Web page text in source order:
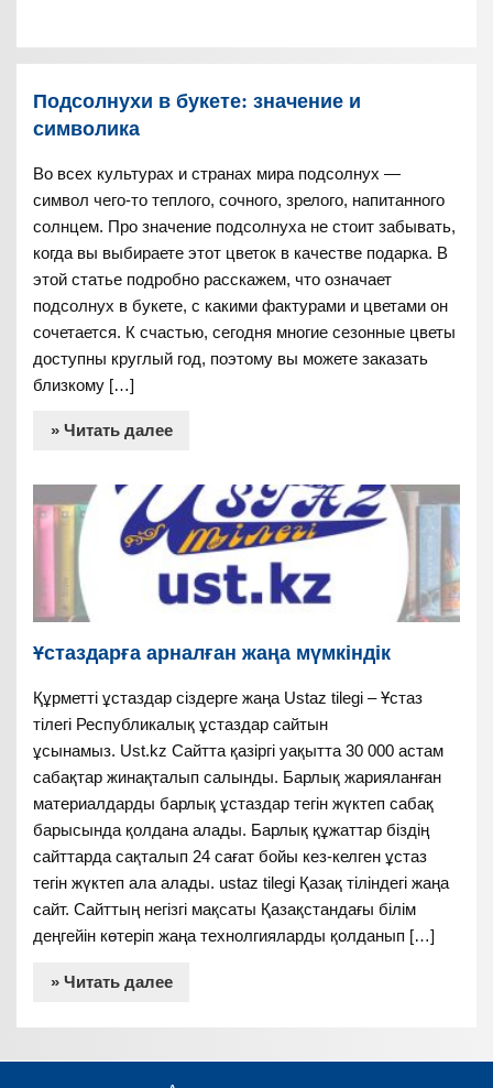
Подсолнухи в букете: значение и
символика
Во всех культурах и странах мира подсолнух —
символ чего-то теплого, сочного, зрелого, напитанного
солнцем. Про значение подсолнуха не стоит забывать,
когда вы выбираете этот цветок в качестве подарка. В
этой статье подробно расскажем, что означает
подсолнух в букете, с какими фактурами и цветами он
сочетается. К счастью, сегодня многие сезонные цветы
доступны круглый год, поэтому вы можете заказать
близкому […]
» Читать далее
Ұстаздарға арналған жаңа мүмкіндік
Құрметті ұстаздар сіздерге жаңа Ustaz tilegi – Ұстаз
тілегі Республикалық ұстаздар сайтын
ұсынамыз. Ust.kz Сайтта қазіргі уақытта 30 000 астам
сабақтар жинақталып салынды. Барлық жарияланған
материалдарды барлық ұстаздар тегін жүктеп сабақ
барысында қолдана алады. Барлық құжаттар біздің
сайттарда сақталып 24 сағат бойы кез-келген ұстаз
тегін жүктеп ала алады. ustaz tilegi Қазақ тіліндегі жаңа
сайт. Сайттың негізгі мақсаты Қазақстандағы білім
деңгейін көтеріп жаңа технолгияларды қолданып […]
» Читать далее